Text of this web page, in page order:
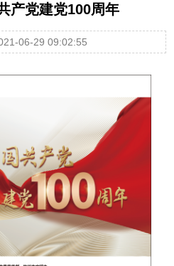
产党建党100周年
06-29 09:02:55